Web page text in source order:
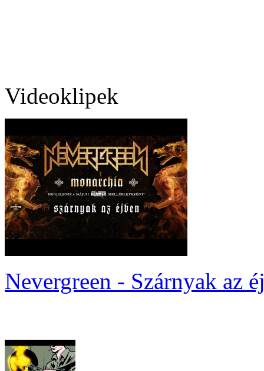
Videoklipek
Nevergreen - Szárnyak az